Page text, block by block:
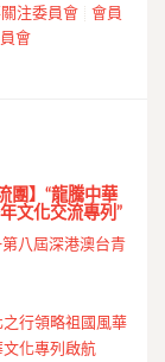
關注委員會
會員
會
團】“龍騰中華
文化交流專列”
八屆深港澳台青
之行領略祖國風華
文化專列啟航